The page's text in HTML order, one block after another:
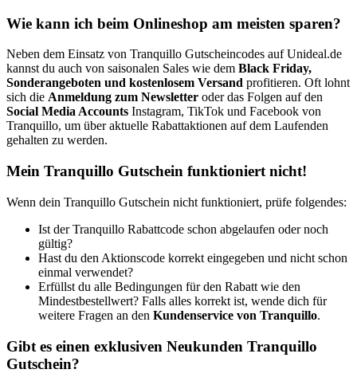
Wie kann ich beim Onlineshop am meisten sparen?
Neben dem Einsatz von Tranquillo Gutscheincodes auf Unideal.de
kannst du auch von saisonalen Sales wie dem Black Friday,
Sonderangeboten und kostenlosem Versand profitieren. Oft lohnt
sich die Anmeldung zum Newsletter oder das Folgen auf den
Social Media Accounts Instagram, TikTok und Facebook von
Tranquillo, um über aktuelle Rabattaktionen auf dem Laufenden
gehalten zu werden.
Mein Tranquillo Gutschein funktioniert nicht!
Wenn dein Tranquillo Gutschein nicht funktioniert, prüfe folgendes:
Ist der Tranquillo Rabattcode schon abgelaufen oder noch
gültig?
Hast du den Aktionscode korrekt eingegeben und nicht schon
einmal verwendet?
Erfüllst du alle Bedingungen für den Rabatt wie den
Mindestbestellwert? Falls alles korrekt ist, wende dich für
weitere Fragen an den Kundenservice von Tranquillo.
Gibt es einen exklusiven Neukunden Tranquillo
Gutschein?